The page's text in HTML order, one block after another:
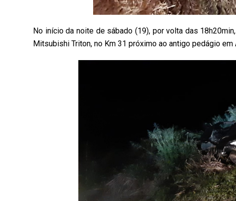
No início da noite de sábado (19), por volta das
Mitsubishi Triton, no Km 31 próximo ao antigo pedágio em